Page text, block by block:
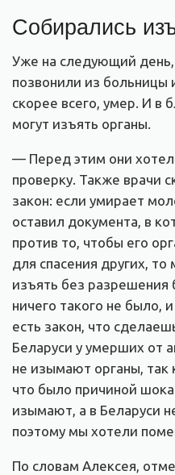
Собирались
Уже на следующий
позвонили из больницы
скорее всего, умер. И в
могут изъять органы.
— Перед этим они
проверку. Также врачи
закон: если умирает
оставил документа, в
против то, чтобы его
для спасения других,
изъять без разрешения
ничего такого не было,
есть закон, что
Беларуси у умерших от
не изымают органы, так
что было причиной
изымают, а в Беларуси
поэтому мы хотели
По словам Алексея,